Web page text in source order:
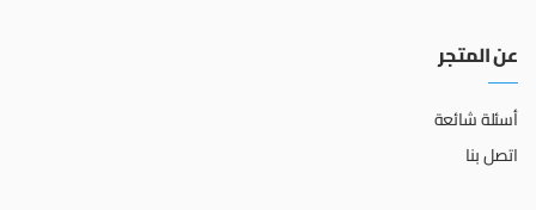
عن المتجر
أسئلة شائعة
اتصل بنا